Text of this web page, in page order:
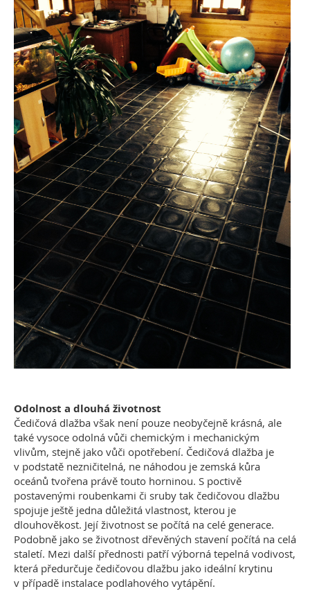
Odolnost a dlouhá životnost
Čedičová dlažba však není pouze neobyčejně krásná, ale
také vysoce odolná vůči chemickým i mechanickým
vlivům, stejně jako vůči opotřebení. Čedičová dlažba je
v podstatě nezničitelná, ne náhodou je zemská kůra
oceánů tvořena právě touto horninou. S poctivě
postavenými roubenkami či sruby tak čedičovou dlažbu
spojuje ještě jedna důležitá vlastnost, kterou je
dlouhověkost. Její životnost se počítá na celé generace.
Podobně jako se životnost dřevěných stavení počítá na celá
staletí. Mezi další přednosti patří výborná tepelná vodivost,
která předurčuje čedičovou dlažbu jako ideální krytinu
v případě instalace podlahového vytápění.